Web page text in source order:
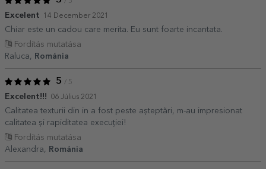
Excelent 14 December 2021
Chiar este un cadou care merita. Eu sunt foarte incantata.
Fordítás mutatása
Raluca,
Románia
5 / 5
Excelent!!! 06 Július 2021
Calitatea texturii din in a fost peste așteptări, m-au impresionat
calitatea și rapiditatea execuției!
Fordítás mutatása
Alexandra,
Románia